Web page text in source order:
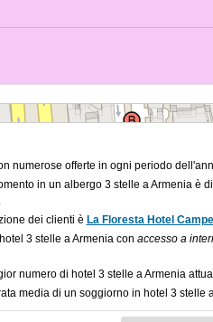
numerose offerte in ogni periodo
in un albergo 3 stelle a Armenia è
dei clienti è La Floresta Hotel
3 stelle a Armenia con accesso a
numero di hotel 3 stelle a Armenia
media di un soggiorno in hotel 3 stelle